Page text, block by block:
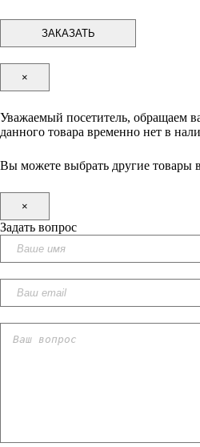
×
Уважаемый посетитель, обращаем
данного товара временно нет в
Вы можете выбрать другие товары
×
Задать вопрос